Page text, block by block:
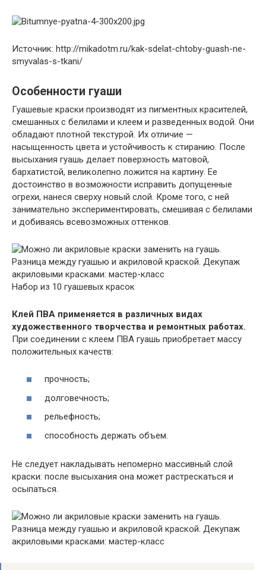
Источник: http://mikadotm.ru/kak-sdelat-chtoby-guash-ne-
smyvalas-s-tkani/
Особенности гуаши
Гуашевые краски производят из пигментных красителей,
смешанных с белилами и клеем и разведенных водой. Они
обладают плотной текстурой. Их отличие —
насыщенность цвета и устойчивость к стиранию. После
высыхания гуашь делает поверхность матовой,
бархатистой, великолепно ложится на картину. Ее
достоинство в возможности исправить допущенные
огрехи, нанеся сверху новый слой. Кроме того, с ней
занимательно экспериментировать, смешивая с белилами
и добиваясь всевозможных оттенков.
Набор из 10 гуашевых красок
Клей ПВА применяется в различных видах
художественного творчества и ремонтных работах.
При соединении с клеем ПВА гуашь приобретает массу
положительных качеств:
прочность;
долговечность;
рельефность;
способность держать объем.
Не следует накладывать непомерно массивный слой
краски: после высыхания она может растрескаться и
осыпаться.